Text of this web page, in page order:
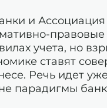
и Ассоциация
правовые
учета, но
ставят
Речь идет
парадигмы